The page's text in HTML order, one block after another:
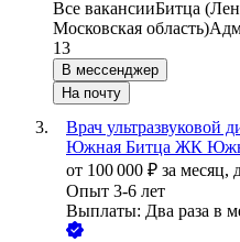
Все вакансииБитца
Московская область)
13
В мессенджер
На почту
Врач ультразвуковой
Южная Битца ЖК
от 100 000 ₽ за месяц,
Опыт 3-6 лет
Выплаты: Два раза в